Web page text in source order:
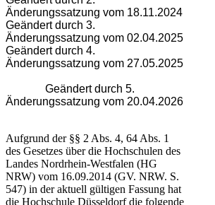
Änderungssatzung vom 18.11.2024
Geändert durch 3.
Änderungssatzung vom 02.04.2025
Geändert durch 4.
Änderungssatzung vom 27.05.2025​​​
Geändert durch 5.
Änderungssatzung vom 20.04.2026
Aufgrund der §§ 2 Abs. 4, 64 Abs. 1
des Gesetzes über die Hochschulen des
Landes Nordrhein-Westfalen (HG
NRW) vo​m 16.09.2014 (GV. NRW. S.
547) in der aktuell gültigen Fassung hat
die Hochschule Düsseldorf die folgende